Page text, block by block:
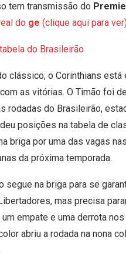
tem transmissão do
do ge (clique aqui para
do Brasileirão
clássico, o Corinthians está
as vitórias. O Timão foi
rodadas do Brasileirão,
posições na tabela de
briga por uma das vagas
da próxima temporada.
segue na briga para se
mas precisa
um empate e uma derrota
abriu a rodada na nona